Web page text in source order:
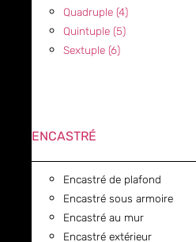
Quadruple (4)
Quintuple (5)
Sextuple (6)
ENCASTRÉ
Encastré de plafond
Encastré sous armoire
Encastré au mur
Encastré extérieur